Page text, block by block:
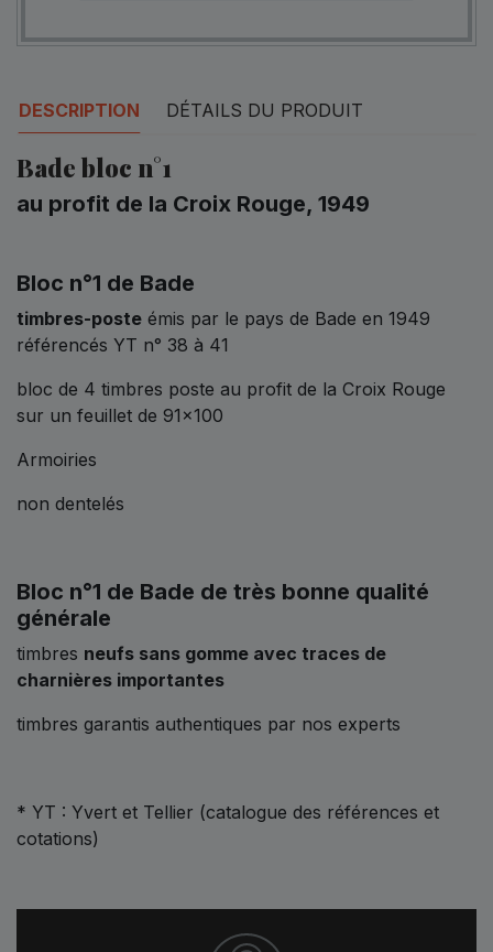
DESCRIPTION DÉTAILS DU PRODUIT
Bade bloc n°1
au profit de la Croix Rouge, 1949
Bloc n°1 de Bade
timbres-poste émis par le pays de Bade en 1949
référencés YT n° 38 à 41
bloc de 4 timbres poste au profit de la Croix Rouge
sur un feuillet de 91x100
Armoiries
non dentelés
Bloc n°1 de Bade de très bonne qualité
générale
timbres neufs sans gomme avec traces de
charnières importantes
timbres garantis authentiques par nos experts
* YT : Yvert et Tellier (catalogue des références et
cotations)